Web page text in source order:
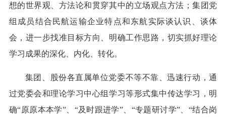
想的世界观、方法论和贯穿其中的立场观点方法；集团党
组成员结合民航运输企业特点和东航实际谈认识、谈体
会，进一步找准目标方向、明确工作思路，切实抓好理论
学习成果的深化、内化、转化。
集团、股份各直属单位党委不等不靠、迅速行动，通
过党委会和理论学习中心组学习等形式集中传达学习，明
确“原原本本学”、“及时跟进学”、“专题研讨学”、“结合岗